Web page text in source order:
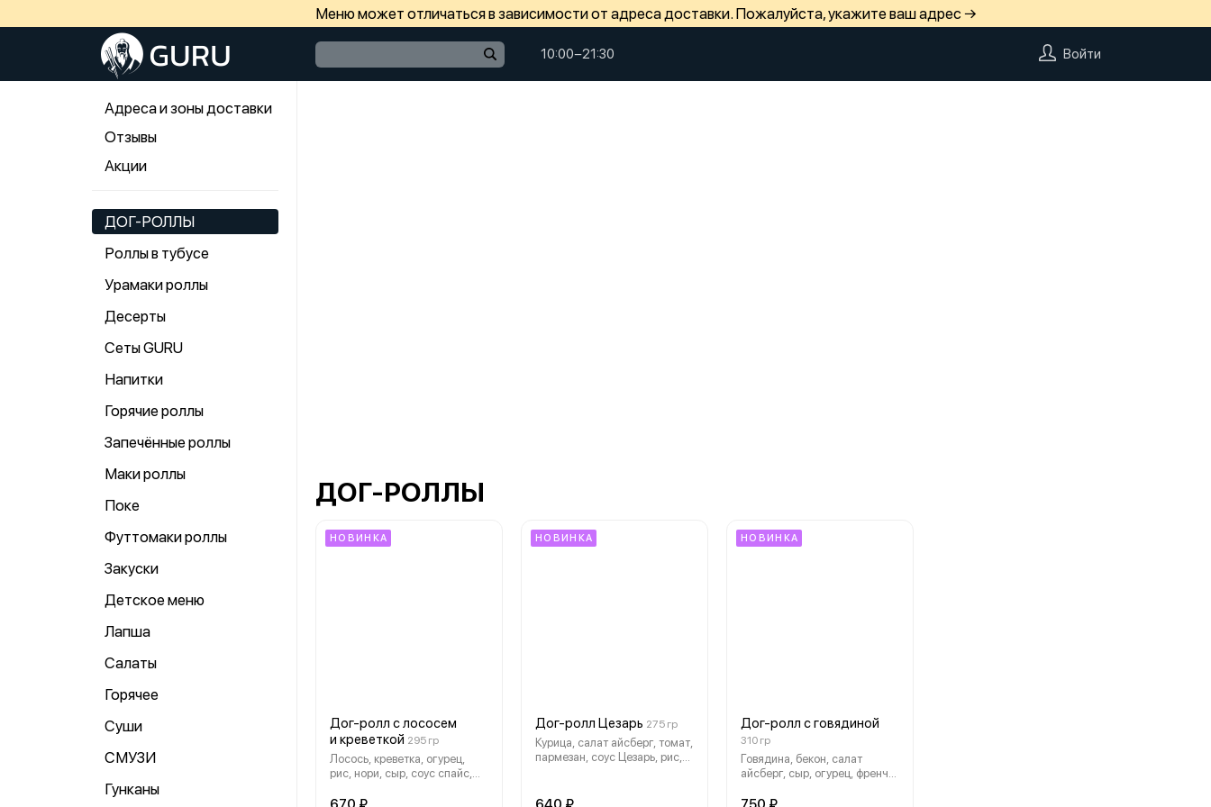
Меню может отличаться в зависимости от адреса доставки. Пожалуйста, укажите ваш адрес →
10:00−21:30 Войти
Адреса и зоны доставки
Отзывы
Акции
ДОГ-РОЛЛЫ
Роллы в тубусе
Урамаки роллы
Десерты
Сеты GURU
Напитки
Горячие роллы
Запечённые роллы
Маки роллы
Поке
Футтомаки роллы
Закуски
Детское меню
Лапша
Салаты
Горячее
Суши
СМУЗИ
Гунканы
ДОГ-РОЛЛЫ
НОВИНКА
Дог-ролл с лососем
и креветкой 295 гр
Лосось, креветка, огурец,
рис, нори, сыр, соус спайс,
НОВИНКА
Дог-ролл Цезарь 275 гр
Курица, салат айсберг, томат,
пармезан, соус Цезарь, рис,
НОВИНКА
Дог-ролл с говядиной
310 гр
Говядина, бекон, салат
айсберг, сыр, огурец, френч
нори